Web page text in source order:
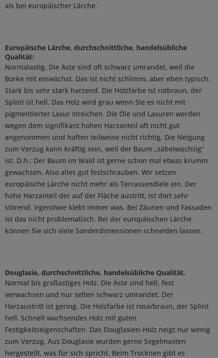
als bei europäischer Lärche.
Europäische Lärche, durchschnittliche, handelsübliche
Qualität:
Normalastig. Die Äste sind oft schwarz umrandet, weil die
Borke mit einwächst. Das ist nicht schlimm, aber eben typisch.
Stark bis sehr stark harzend. Die Holzfarbe ist rotbraun, der
Splint ist hell. Das Holz wird grau wenn Sie es nicht mit
pigmentierter Lasur streichen. Die Öle und Lasuren werden
wegen dem signifikant hohen Harzanteil oft nicht gut
angenommen und haften teilweise nicht richtig. Die Neigung
zum Verzug kann kräftig sein, weil der Baum „säbelwüchsig“
ist. D.h.: Der Baum im Wald ist gerne schon mal etwas krumm
gewachsen. Also alles gut festschrauben. Wir setzen
europäische Lärche nicht mehr als Terrassendiele ein. Der
hohe Harzanteil der auf der Fläche austritt, ist dort sehr
störend. Irgendwie klebt immer was. Bei Zäunen und Fassaden
ist das nicht problematisch. Bei der europäischen Lärche
können Sie sich viele Sonderdimensionen schneiden lassen.
Douglasie, durchschnittliche, handelsübliche Qualität.
Normal bis großastiges Holz. Die Äste sind hell, fest
verwachsen und nur selten schwarz umrandet. Der
Harzaustritt ist gering. Die Holzfarbe ist rosa/braun, der Splint
hell. Schnell wachsendes Holz mit guten
Festigkeitseigenschaften. Das Douglasien-Holz neigt nur wenig
zum Verzug. Aus Douglasie wurden gerne Segelmasten
hergestellt, was für sich spricht. Beim Trocknen gibt es